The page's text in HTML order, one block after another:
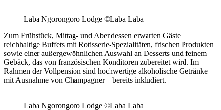
Laba Ngorongoro Lodge ©Laba Laba
Zum Frühstück, Mittag- und Abendessen erwarten Gäste
reichhaltige Buffets mit Rotisserie-Spezialitäten, frischen Produkten
sowie einer außergewöhnlichen Auswahl an Desserts und feinem
Gebäck, das von französischen Konditoren zubereitet wird. Im
Rahmen der Vollpension sind hochwertige alkoholische Getränke –
mit Ausnahme von Champagner – bereits inkludiert.
Laba Ngorongoro Lodge ©Laba Laba